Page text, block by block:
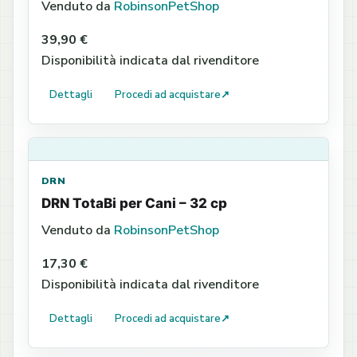
Venduto da RobinsonPetShop
39,90 €
Disponibilità indicata dal rivenditore
Dettagli Procedi ad acquistare↗
DRN
DRN TotaBi per Cani – 32 cp
Venduto da RobinsonPetShop
17,30 €
Disponibilità indicata dal rivenditore
Dettagli Procedi ad acquistare↗